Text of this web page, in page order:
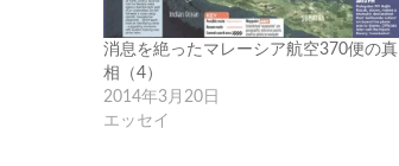
消息を絶ったマレーシア航空370便の真
相（4）
2014年3月20日
エッセイ